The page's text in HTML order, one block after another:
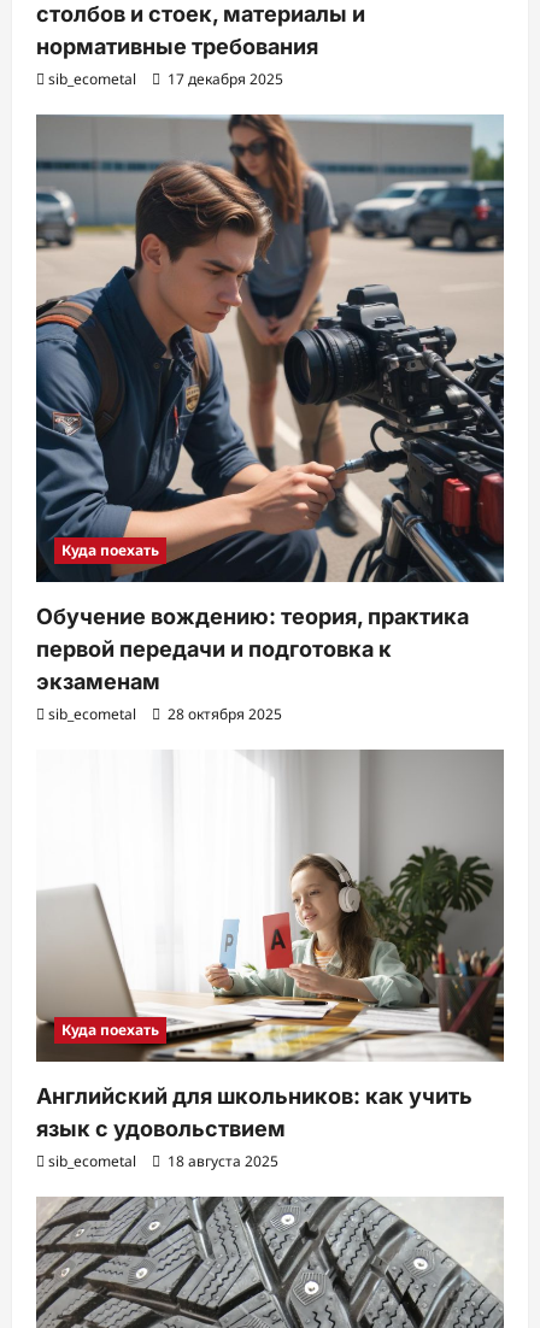
столбов и стоек, материалы и
нормативные требования
sib_ecometal 17 декабря 2025
Куда поехать
Обучение вождению: теория, практика
первой передачи и подготовка к
экзаменам
sib_ecometal 28 октября 2025
Куда поехать
Английский для школьников: как учить
язык с удовольствием
sib_ecometal 18 августа 2025